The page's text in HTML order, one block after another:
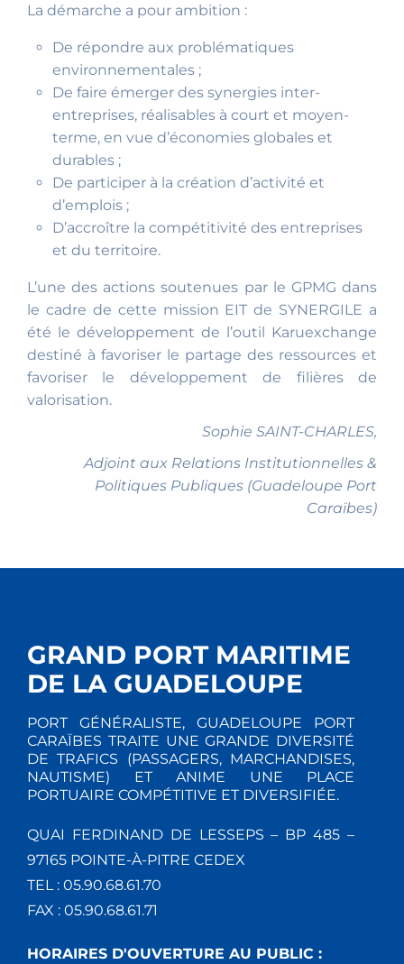
La démarche a pour ambition :
De répondre aux problématiques
environnementales ;
De faire émerger des synergies inter-
entreprises, réalisables à court et moyen-
terme, en vue d’économies globales et
durables ;
De participer à la création d’activité et
d’emplois ;
D’accroître la compétitivité des entreprises
et du territoire.
L’une des actions soutenues par le GPMG dans
le cadre de cette mission EIT de SYNERGILE a
été le développement de l’outil Karuexchange
destiné à favoriser le partage des ressources et
favoriser le développement de filières de
valorisation.
Sophie SAINT-CHARLES,
Adjoint aux Relations Institutionnelles &
Politiques Publiques (Guadeloupe Port
Caraïbes)
GRAND PORT MARITIME
DE LA GUADELOUPE
PORT GÉNÉRALISTE, GUADELOUPE PORT
CARAÏBES TRAITE UNE GRANDE DIVERSITÉ
DE TRAFICS (PASSAGERS, MARCHANDISES,
NAUTISME) ET ANIME UNE PLACE
PORTUAIRE COMPÉTITIVE ET DIVERSIFIÉE.
QUAI FERDINAND DE LESSEPS – BP 485 –
97165 POINTE-À-PITRE CEDEX
TEL : 05.90.68.61.70
FAX : 05.90.68.61.71
HORAIRES D'OUVERTURE AU PUBLIC :